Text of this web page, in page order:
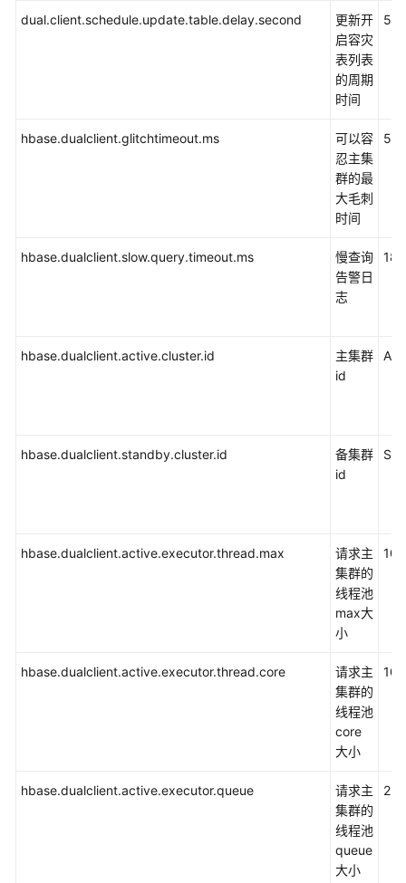
HBase
通
开
通
发
式）
dual.client.schedule.update.table.delay.second
更新开
启容灾
表列表
的周期
时间
5
hbase.dualclient.glitchtimeout.ms
可以容
忍主集
群的最
大毛刺
时间
50
hbase.dualclient.slow.query.timeout.ms
慢查询
告警日
志
hbase.dualclient.active.cluster.id
主集群
id
hbase.dualclient.standby.cluster.id
备集群
id
hbase.dualclient.active.executor.thread.max
请求主
集群的
线程池
max大
小
100
hbase.dualclient.active.executor.thread.core
请求主
集群的
线程池
core
大小
100
hbase.dualclient.active.executor.queue
请求主
集群的
线程池
queue
大小
256